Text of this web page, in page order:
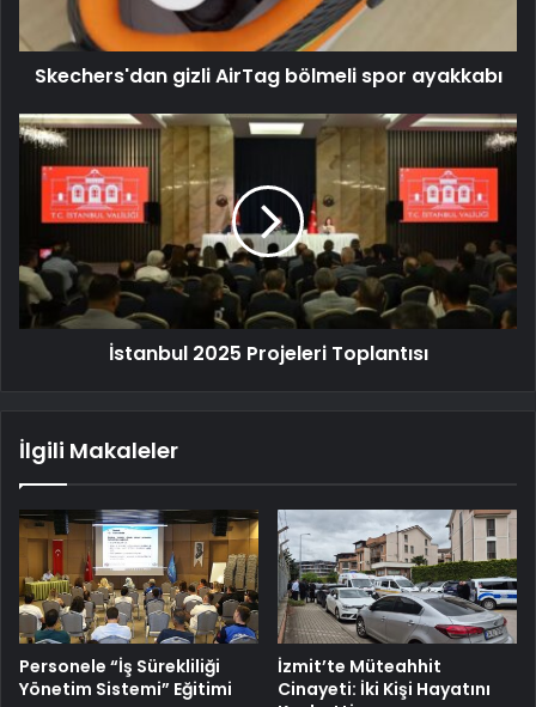
Skechers'dan gizli AirTag bölmeli spor ayakkabı
İstanbul 2025 Projeleri Toplantısı
İlgili Makaleler
Personele “İş Sürekliliği
Yönetim Sistemi” Eğitimi
İzmit’te Müteahhit
Cinayeti: İki Kişi Hayatını